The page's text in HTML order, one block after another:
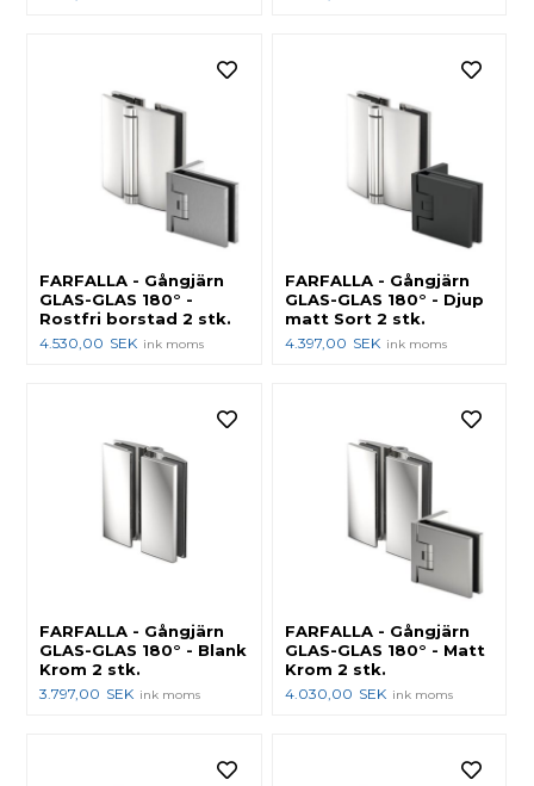
FARFALLA - Gångjärn
GLAS-GLAS 180° -
Rostfri borstad 2 stk.
4.530,00 SEK ink moms
FARFALLA - Gångjärn
GLAS-GLAS 180° - Djup
matt Sort 2 stk.
4.397,00 SEK ink moms
FARFALLA - Gångjärn
GLAS-GLAS 180° - Blank
Krom 2 stk.
3.797,00 SEK ink moms
FARFALLA - Gångjärn
GLAS-GLAS 180° - Matt
Krom 2 stk.
4.030,00 SEK ink moms